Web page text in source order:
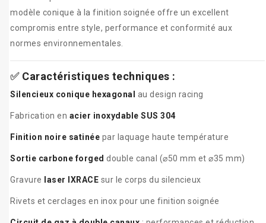
modèle conique à la finition soignée offre un excellent
compromis entre style, performance et conformité aux
normes environnementales.
✅ Caractéristiques techniques :
Silencieux conique hexagonal au design racing
Fabrication en acier inoxydable SUS 304
Finition noire satinée par laquage haute température
Sortie carbone forged double canal (⌀50 mm et ⌀35 mm)
Gravure laser IXRACE sur le corps du silencieux
Rivets et cerclages en inox pour une finition soignée